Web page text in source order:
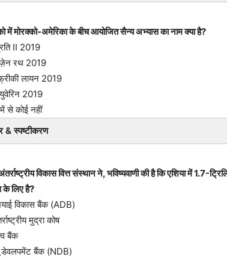
में मोरक्को-अमेरिका के बीच आयोजित सैन्य अभ्यास का नाम क्या है?
II 2019
रथ 2019
लायन 2019
2019
से कोई नहीं
& स्पष्टीकरण
विकास वित्त संस्थान ने, भविष्यवाणी की है कि एशिया में 1.7-
के लिए है?
विकास बैंक (ADB)
मुद्रा कोष
बैंक
डेवलपमेंट बैंक (NDB)